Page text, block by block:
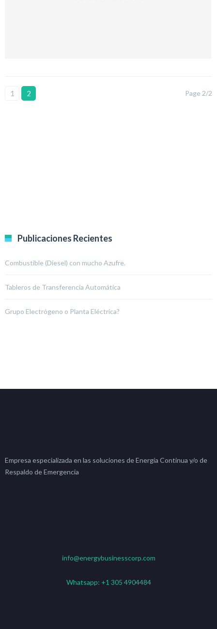
1 2 Page 2/2
Publicaciones Recientes
Combustible (Diesel) con mucho Azufre.
Tableros de Transferencia Automática
Grupo Electrógeno o Planta Eléctrica?
Empresa especializada en las soluciones de Energía Continua y/o de
Respaldo de Emergencia
info@energybusinesscorp.com
Whatsapp: +1 305 4904484